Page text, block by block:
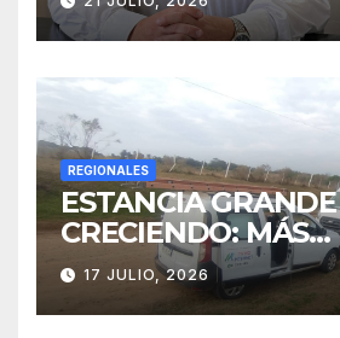
su gestión
REGIONALES
ESTANCIA
CRECIENDO: MÁS
CONECTIVIDAD Y
TRANSFORMACIÓN
HISTÓRICA PARA
17 JULIO, 2026